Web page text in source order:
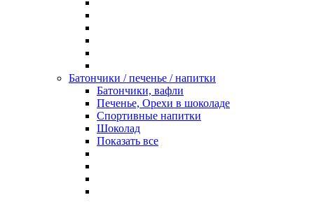
Батончики / печенье / напитки
Батончики, вафли
Печенье, Орехи в шоколаде
Спортивные напитки
Шоколад
Показать все